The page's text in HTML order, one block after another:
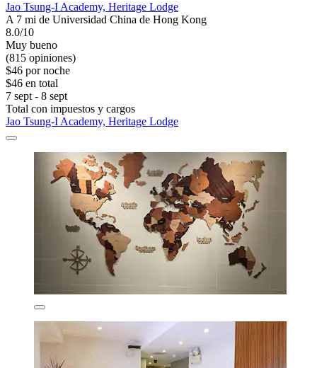
Jao Tsung-I Academy, Heritage Lodge
A 7 mi de Universidad China de Hong Kong
8.0/10
Muy bueno
(815 opiniones)
$46 por noche
$46 en total
7 sept - 8 sept
Total con impuestos y cargos
Jao Tsung-I Academy, Heritage Lodge